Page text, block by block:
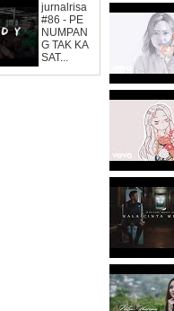
jurnalrisa
#86 - PE
NUMPAN
G TAK KA
SAT...